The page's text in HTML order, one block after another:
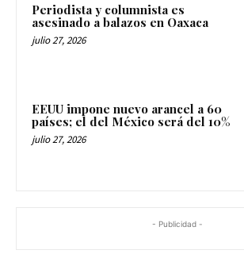
Periodista y columnista es
asesinado a balazos en Oaxaca
julio 27, 2026
EEUU impone nuevo arancel a 60
países; el del México será del 10%
julio 27, 2026
- Publicidad -